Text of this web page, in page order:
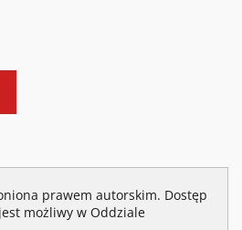
prawem autorskim. Dostęp
możliwy w Oddziale